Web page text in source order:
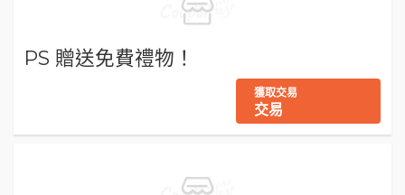
PS 贈送免費禮物！
獲取交易
交易